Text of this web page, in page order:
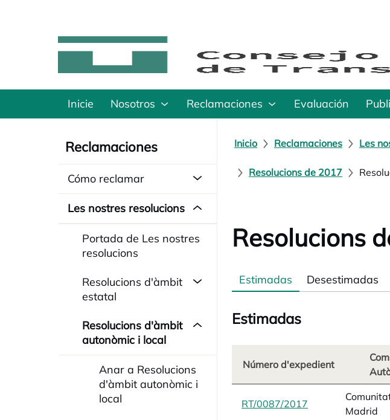
Inicie Nosotros Reclamaciones Evaluación
Reclamaciones
Cómo reclamar
Les nostres resolucions
Portada de Les nostres
resolucions
Resolucions d'àmbit
estatal
Resolucions d'àmbit
autonòmic i local
Anar a Resolucions
d'àmbit autonòmic i
local
Inicio Reclamaciones Les
Resolucions de 2017
Resolucions
Estimadas Desestimadas
Estimadas
Número d'expedient
RT/0087/2017 opens in a new
Madrid